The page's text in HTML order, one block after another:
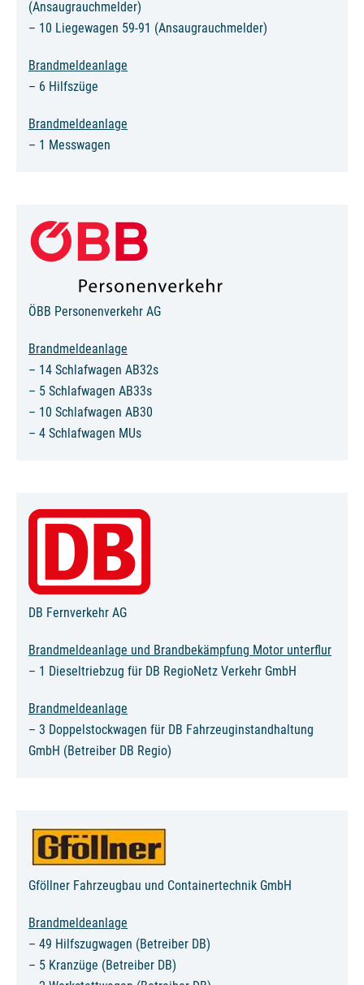
(Ansaugrauchmelder)
– 10 Liegewagen 59-91 (Ansaugrauchmelder)
Brandmeldeanlage
– 6 Hilfszüge
Brandmeldeanlage
– 1 Messwagen
ÖBB Personenverkehr AG
Brandmeldeanlage
– 14 Schlafwagen AB32s
– 5 Schlafwagen AB33s
– 10 Schlafwagen AB30
– 4 Schlafwagen MUs
DB Fernverkehr AG
Brandmeldeanlage und Brandbekämpfung Motor unterflur
– 1 Dieseltriebzug für DB RegioNetz Verkehr GmbH
Brandmeldeanlage
– 3 Doppelstockwagen für DB Fahrzeuginstandhaltung
GmbH (Betreiber DB Regio)
Gföllner Fahrzeugbau und Containertechnik GmbH
Brandmeldeanlage
– 49 Hilfszugwagen (Betreiber DB)
– 5 Kranzüge (Betreiber DB)